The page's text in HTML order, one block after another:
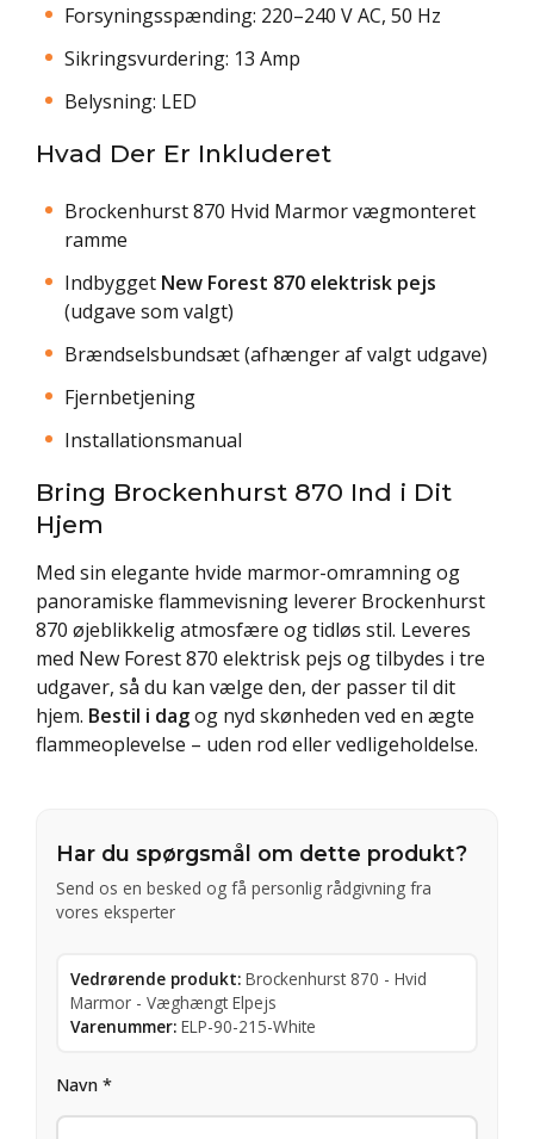
Forsyningsspænding: 220–240 V AC, 50 Hz
Sikringsvurdering: 13 Amp
Belysning: LED
Hvad Der Er Inkluderet
Brockenhurst 870 Hvid Marmor vægmonteret
ramme
Indbygget New Forest 870 elektrisk pejs
(udgave som valgt)
Brændselsbundsæt (afhænger af valgt udgave)
Fjernbetjening
Installationsmanual
Bring Brockenhurst 870 Ind i Dit
Hjem
Med sin elegante hvide marmor-omramning og
panoramiske flammevisning leverer Brockenhurst
870 øjeblikkelig atmosfære og tidløs stil. Leveres
med New Forest 870 elektrisk pejs og tilbydes i tre
udgaver, så du kan vælge den, der passer til dit
hjem. Bestil i dagog nyd skønheden ved en ægte
flammeoplevelse – uden rod eller vedligeholdelse.
Har du spørgsmål om dette produkt?
Send os en besked og få personlig rådgivning fra
vores eksperter
Vedrørende produkt: Brockenhurst 870 - Hvid
Marmor - Væghængt Elpejs
Varenummer: ELP-90-215-White
Navn *